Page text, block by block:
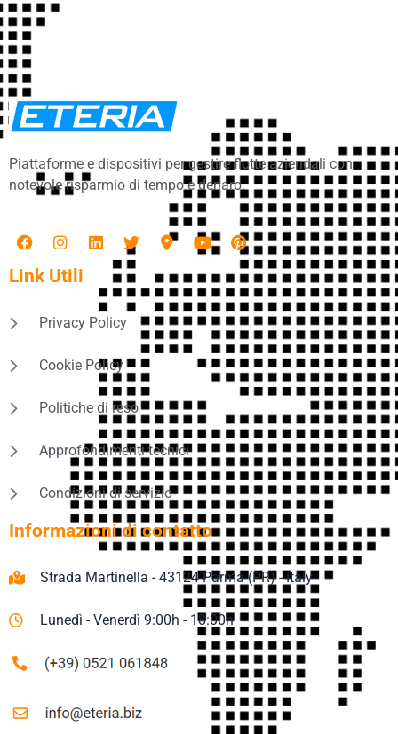
Piattaforme e dispositivi per gestire flotte aziendali con
notevole risparmio di tempo e denaro.
Link Utili
Privacy Policy
Cookie Policy
Politiche di reso
Approfondimenti tecnici
Condizioni di servizio
Informazioni di contatto
Strada Martinella - 43124 Parma (PR) - Italy
Lunedì - Venerdì 9:00h - 18:00h